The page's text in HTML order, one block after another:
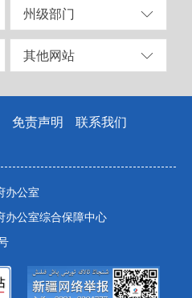
州级部门
其他网站
免责声明
联系我们
办公室
办公室综合保障中心